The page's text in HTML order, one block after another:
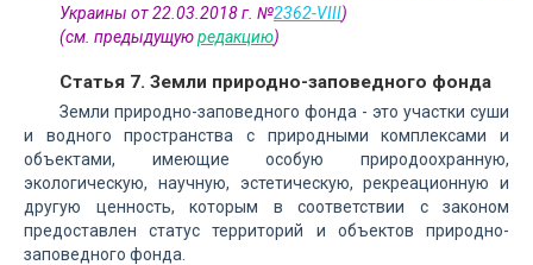
Украины от 22.03.2018 г. №2362-VIII)
(см. предыдущуюредакцию)
Статья 7. Земли природно-заповедного фонда
Земли природно-заповедного фонда - это участки суши
и водного пространства с природными комплексами и
объектами, имеющие особую природоохранную,
экологическую, научную, эстетическую, рекреационную и
другую ценность, которым в соответствии с законом
предоставлен статус территорий и объектов природно-
заповедного фонда.